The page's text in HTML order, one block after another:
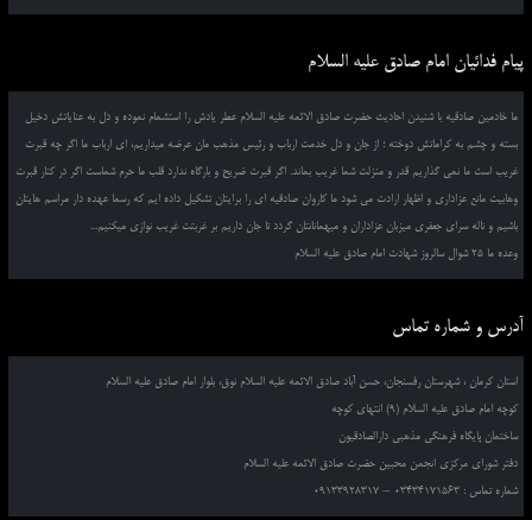
پیام فدائیان امام صادق علیه السلام
ما خادمین صادقیه با شنیدن احادیث حضرت صادق الائمه علیه السلام عطر یادش را استشمام نموده و دل به عنایاتش دخیل
بسته و چشم به کراماتش دوخته ؛ از جان و دل خدمت ارباب و رئیس مذهب مان عرضه میداریم، ای ارباب ما اگر چه قبرت
غریب است ما نمی گذاریم قدر و منزلت شما غریب بماند. اگر قبرت ضریح و بارگاه ندارد قلب ما حرم شماست اگر در کنار قبرت
وهابیت مانع عزاداری و اظهار ارادت می شود ما کاروان صادقیه ای را برایتان تشکیل داده ایم که رسما عهده دار مراسم هایتان
باشیم و ناله سرای جعفری میزبان عزاداران و میهمانانتان گردد تا جان داریم بر غربتت غریب نوازی میکنیم...
وعده ما 25 شوال سالروز شهادت امام صادق علیه السلام
آدرس و شماره تماس
استان کرمان ، شهرستان رفسنجان، حسن آباد صادق الائمه علیه السلام نوق، بلوار امام صادق علیه السلام
کوچه امام صادق علیه السلام (9) انتهای کوچه
ساختمان پایگاه فرهنگی مذهبی دارالصادقیون
دفتر شورای مرکزی انجمن محبین حضرت صادق الائمه علیه السلام
شماره تماس : 03434171563 – 09133928317